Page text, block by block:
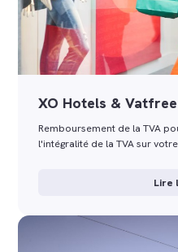
XO Hotels &
Remboursement de la TVA
l'intégralité de la TVA sur
Lire